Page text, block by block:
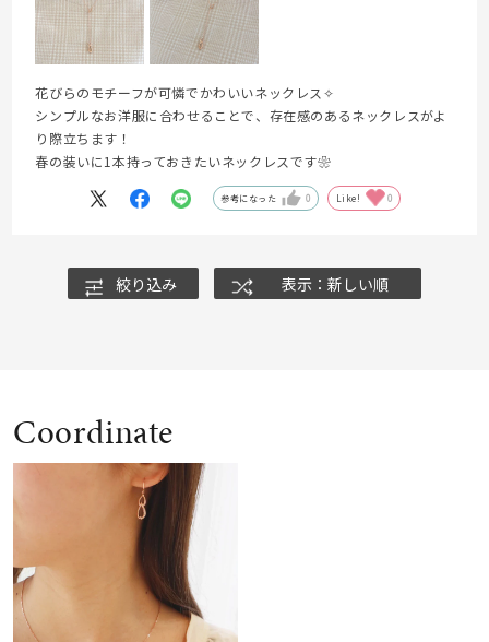
花びらのモチーフが可憐でかわいいネックレス✧
シンプルなお洋服に合わせることで、存在感のあるネックレスがよ
り際立ちます！
春の装いに1本持っておきたいネックレスです❀
参考になった 0 Like! 0
絞り込み 表示：新しい順
Coordinate